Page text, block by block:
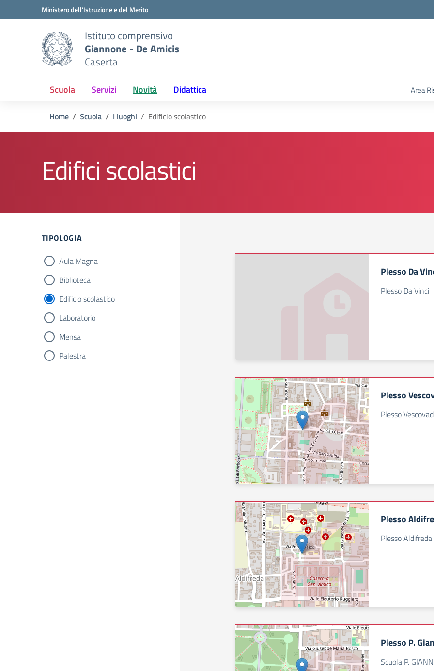
Vai ai contenuti
Vai al menu di navigazioneMinistero dell'Istruzione e del Merito
Istituto comprensivo
Giannone - De Amicis
Caserta
Scuola Servizi Novità Didattica Area
Home Scuola I luoghi Edificio scolastico
Edifici scolastici
Filtri
TIPOLOGIA
Aula Magna
Biblioteca
Edificio scolastico
Laboratorio
Mensa
Palestra
Plesso Da
Plesso Da Vinci
Plesso
Plesso
Plesso
Plesso Aldifreda
Plesso P.
Scuola P.